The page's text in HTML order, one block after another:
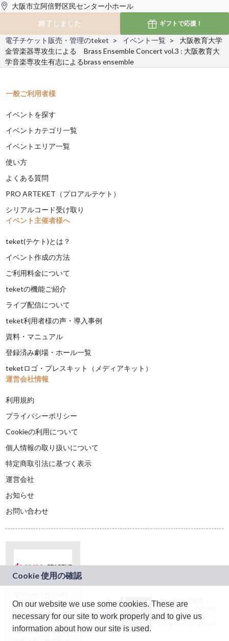
大阪市立阿倍野区民センター小ホール
終了しました
ギフトで応援！
電子チケット販売・管理のteket イベント一覧
大阪教育大学
金管楽器専攻生による Brass Ensemble Concert vol.3 : 大阪教育大
学音楽専攻生有志によるbrass ensemble
一般ご利用者様
イベントを探す
イベントカテゴリ一覧
イベントエリア一覧
使い方
よくある質問
PRO ARTEKET（プロアルテケト）
シリアルコード受け取り
イベント主催者様へ
teket(テケト)とは？
イベント作成の方法
ご利用料金について
teketの機能ご紹介
ライブ配信について
teket利用者様の声・導入事例
資料・マニュアル
登録済み劇場・ホール一覧
teketロゴ・プレスキット（メディアキット）
運営会社情報
利用規約
プライバシーポリシー
Cookieの利用について
個人情報の取り扱いについて
特定商取引法に基づく表示
運営会社
お知らせ
お問い合わせ
ドコモグループの新
規事業創出プログラ
ム「docomo
STARTUP」を通じて
JASRAC許諾番号：
9024936001Y45037
JASRAC許諾番号：
On our website we use some cookies. These are
necessary for our site to work properly and to give us
information about how our site is used.